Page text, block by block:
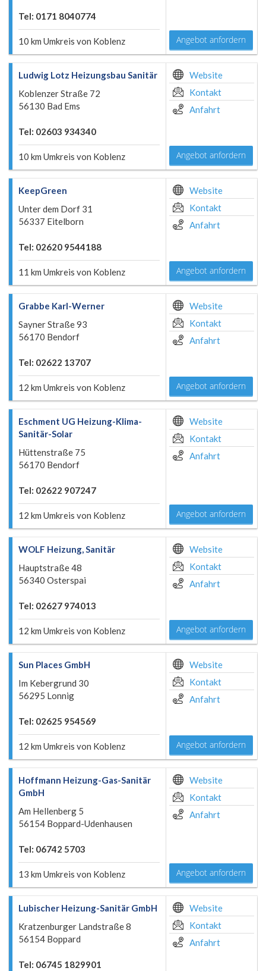
Tel: 0171 8040774
10 km Umkreis von Koblenz Angebot anfordern
Ludwig Lotz Heizungsbau Sanitär
Koblenzer Straße 72
56130 Bad Ems
Tel: 02603 934340
10 km Umkreis von Koblenz
Website
Kontakt
Anfahrt
Angebot anfordern
KeepGreen
Unter dem Dorf 31
56337 Eitelborn
Tel: 02620 9544188
11 km Umkreis von Koblenz
Website
Kontakt
Anfahrt
Angebot anfordern
Grabbe Karl-Werner
Sayner Straße 93
56170 Bendorf
Tel: 02622 13707
12 km Umkreis von Koblenz
Website
Kontakt
Anfahrt
Angebot anfordern
Eschment UG Heizung-Klima-
Sanitär-Solar
Hüttenstraße 75
56170 Bendorf
Tel: 02622 907247
12 km Umkreis von Koblenz
Website
Kontakt
Anfahrt
Angebot anfordern
WOLF Heizung, Sanitär
Hauptstraße 48
56340 Osterspai
Tel: 02627 974013
12 km Umkreis von Koblenz
Website
Kontakt
Anfahrt
Angebot anfordern
Sun Places GmbH
Im Kebergrund 30
56295 Lonnig
Tel: 02625 954569
12 km Umkreis von Koblenz
Website
Kontakt
Anfahrt
Angebot anfordern
Hoffmann Heizung-Gas-Sanitär
GmbH
Am Hellenberg 5
56154 Boppard-Udenhausen
Tel: 06742 5703
13 km Umkreis von Koblenz
Website
Kontakt
Anfahrt
Angebot anfordern
Lubischer Heizung-Sanitär GmbH
Kratzenburger Landstraße 8
56154 Boppard
Tel: 06745 1829901
Website
Kontakt
Anfahrt